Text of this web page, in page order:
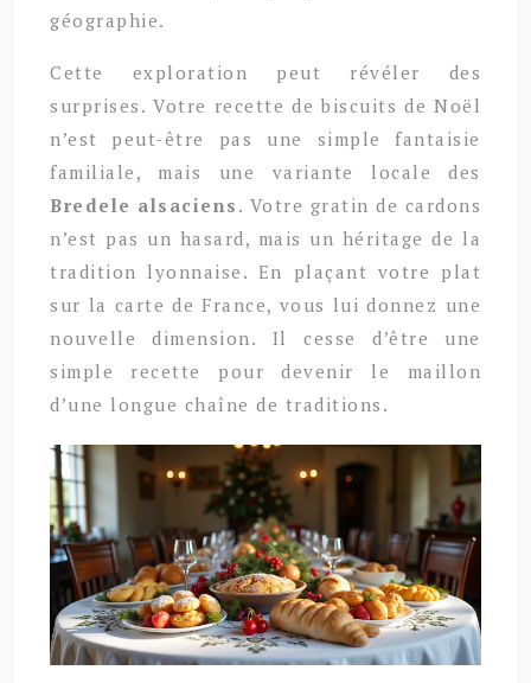
géographie.
Cette exploration peut révéler des
surprises. Votre recette de biscuits de Noël
n’est peut-être pas une simple fantaisie
familiale, mais une variante locale des
Bredele alsaciens . Votre gratin de cardons
n’est pas un hasard, mais un héritage de la
tradition lyonnaise. En plaçant votre plat
sur la carte de France, vous lui donnez une
nouvelle dimension. Il cesse d’être une
simple recette pour devenir le maillon
d’une longue chaîne de traditions.